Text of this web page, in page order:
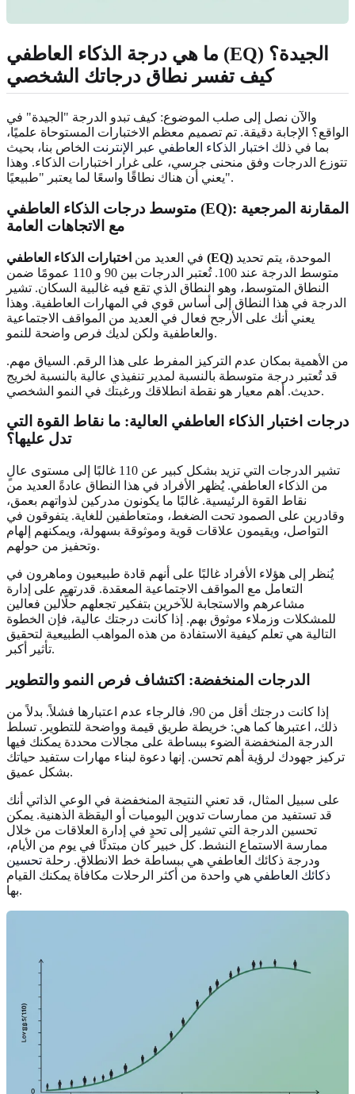
ما هي درجة الذكاء العاطفي (EQ) الجيدة؟
كيف تفسر نطاق درجاتك الشخصي
والآن نصل إلى صلب الموضوع: كيف تبدو الدرجة "الجيدة" في
الواقع؟ الإجابة دقيقة. تم تصميم معظم الاختبارات المستوحاة علميًا،
بما في ذلك اختبار الذكاء العاطفي عبر الإنترنت الخاص بنا، بحيث
تتوزع الدرجات وفق منحنى جرسي، على غرار اختبارات الذكاء. وهذا
يعني أن هناك نطاقًا واسعًا لما يعتبر "طبيعيًا".
متوسط درجات الذكاء العاطفي (EQ): المقارنة المرجعية
مع الاتجاهات العامة
في العديد من اختبارات الذكاء العاطفي (EQ)
متوسط الدرجة عند 100. تُعتبر الدرجات بين 90 و 110 عمومًا ضمن
النطاق المتوسط، وهو النطاق الذي تقع فيه غالبية السكان. تشير
الدرجة في هذا النطاق إلى أساس قوي في المهارات العاطفية. وهذا
يعني أنك على الأرجح فعال في العديد من المواقف الاجتماعية
والعاطفية ولكن لديك فرص واضحة للنمو.
من الأهمية بمكان عدم التركيز المفرط على هذا الرقم. السياق مهم.
قد تُعتبر درجة متوسطة بالنسبة لمدير تنفيذي عالية بالنسبة لخريج
حديث. أهم معيار هو نقطة انطلاقك ورغبتك في النمو الشخصي.
درجات اختبار الذكاء العاطفي العالية: ما نقاط القوة التي
تدل عليها؟
تشير الدرجات التي تزيد بشكل كبير عن 110 غالبًا إلى مستوى عالٍ
من الذكاء العاطفي. يُظهر الأفراد في هذا النطاق عادةً العديد من
نقاط القوة الرئيسية. غالبًا ما يكونون مدركين لذواتهم بعمق،
وقادرين على الصمود تحت الضغط، ومتعاطفين للغاية. يتفوقون في
التواصل، ويقيمون علاقات قوية وموثوقة بسهولة، ويمكنهم إلهام
وتحفيز من حولهم.
يُنظر إلى هؤلاء الأفراد غالبًا على أنهم قادة طبيعيون وماهرون في
التعامل مع المواقف الاجتماعية المعقدة. قدرتهم على إدارة
مشاعرهم والاستجابة للآخرين بتفكير تجعلهم حلّالين فعالين
للمشكلات وزملاء موثوق بهم. إذا كانت درجتك عالية، فإن الخطوة
التالية هي تعلم كيفية الاستفادة من هذه المواهب الطبيعية لتحقيق
تأثير أكبر.
الدرجات المنخفضة: اكتشاف فرص النمو والتطوير
إذا كانت درجتك أقل من 90، فالرجاء عدم اعتبارها فشلاً. بدلاً من
ذلك، اعتبرها كما هي: خريطة طريق قيمة وواضحة للتطوير. تسلط
الدرجة المنخفضة الضوء ببساطة على مجالات محددة يمكنك فيها
تركيز جهودك لرؤية أهم تحسن. إنها دعوة لبناء مهارات ستفيد حياتك
بشكل عميق.
على سبيل المثال، قد تعني النتيجة المنخفضة في الوعي الذاتي أنك
قد تستفيد من ممارسات تدوين اليوميات أو اليقظة الذهنية. يمكن
تحسين الدرجة التي تشير إلى تحدٍ في إدارة العلاقات من خلال
ممارسة الاستماع النشط. كل خبير كان مبتدئًا في يوم من الأيام،
ودرجة ذكائك العاطفي هي ببساطة خط الانطلاق. رحلة تحسين
ذكائك العاطفي هي واحدة من أكثر الرحلات مكافأة يمكنك القيام
بها.